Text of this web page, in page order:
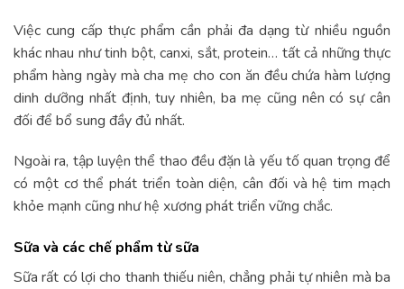
Việc cung cấp thực phẩm cần phải đa dạng từ nhiều nguồn
khác nhau như tinh bột, canxi, sắt, protein… tất cả những thực
phẩm hàng ngày mà cha mẹ cho con ăn đều chứa hàm lượng
dinh dưỡng nhất định, tuy nhiên, ba mẹ cũng nên có sự cân
đối để bổ sung đầy đủ nhất.
Ngoài ra, tập luyện thể thao đều đặn là yếu tố quan trọng để
có một cơ thể phát triển toàn diện, cân đối và hệ tim mạch
khỏe mạnh cũng như hệ xương phát triển vững chắc.
Sữa và các chế phẩm từ sữa
Sữa rất có lợi cho thanh thiếu niên, chẳng phải tự nhiên mà ba